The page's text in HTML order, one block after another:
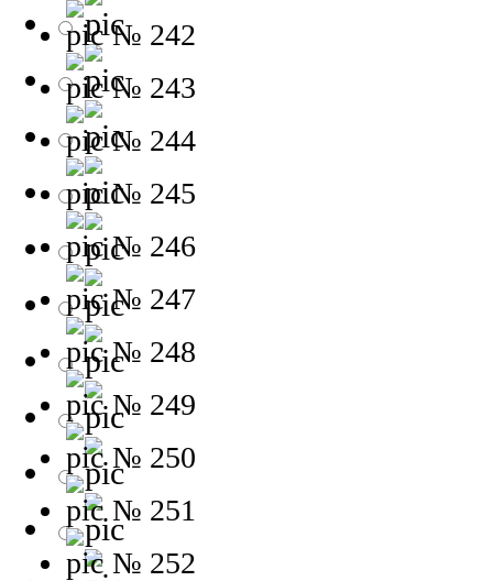
№ 242
№ 243
№ 244
№ 245
№ 246
№ 247
№ 248
№ 249
№ 250
№ 251
№ 252